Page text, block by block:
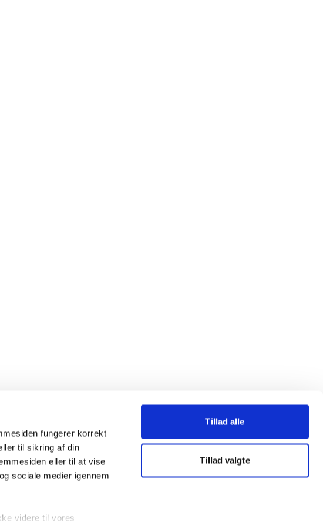
fungerer korrekt
til sikring af din
eller til at vise
sociale medier igennem
videre til vores
Tillad alle
Tillad valgte